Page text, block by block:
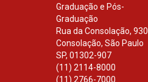
Graduação e Pós-
Graduação
Rua da Consolação, 930
Consolação, São Paulo
SP, 01302-907
(11) 2114-8000
(11) 2766-7000